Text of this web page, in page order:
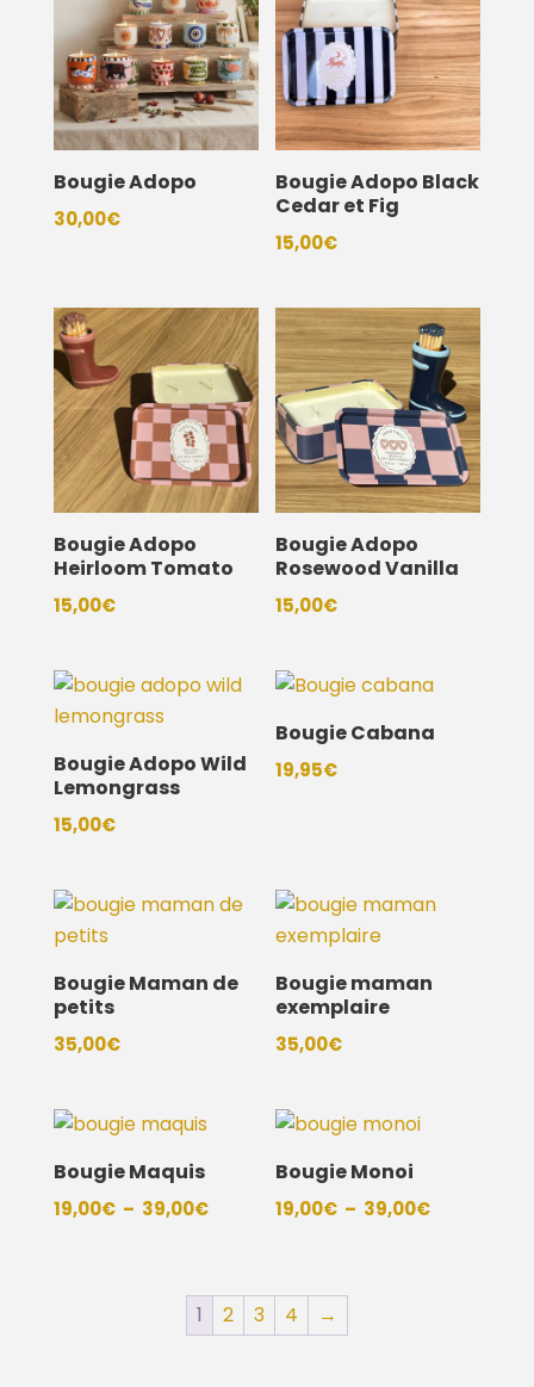
Bougie Adopo
30,00€
Bougie Adopo Black
Cedar et Fig
15,00€
Bougie Adopo
Heirloom Tomato
15,00€
Bougie Adopo
Rosewood Vanilla
15,00€
Bougie Adopo Wild
Lemongrass
15,00€
Bougie Cabana
19,95€
Bougie Maman de
petits
35,00€
Bougie maman
exemplaire
35,00€
Bougie Maquis
19,00€ – 39,00€Plage
19,00€
à
Bougie Monoi
19,00€ – 39,00€Plage
1 2 3 4 →